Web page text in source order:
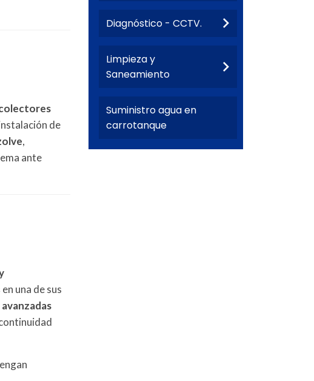
de
,
ante
una de sus
Diagnóstico - CCTV.
Limpieza y
Saneamiento
Suministro agua en
carrotanque